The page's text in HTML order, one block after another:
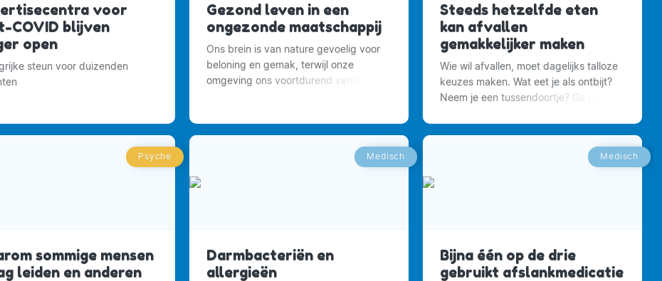
voor
COVID blijven
open
steun voor duizenden
Gezond leven in een
ongezonde maatschappij
Ons brein is van nature gevoelig voor
beloning en gemak, terwijl onze
omgeving ons voortdurend verleidt
Steeds hetzelfde eten
kan afvallen
gemakkelijker maken
Wie wil afvallen, moet dagelijks talloze
keuzes maken. Wat eet je als ontbijt?
Neem je een tussendoortje? Ga je uit
Psyche
sommige mensen
leiden en anderen
Medisch
Darmbacteriën en
allergieën
Medisch
Bijna één op de drie
gebruikt afslankmedicatie